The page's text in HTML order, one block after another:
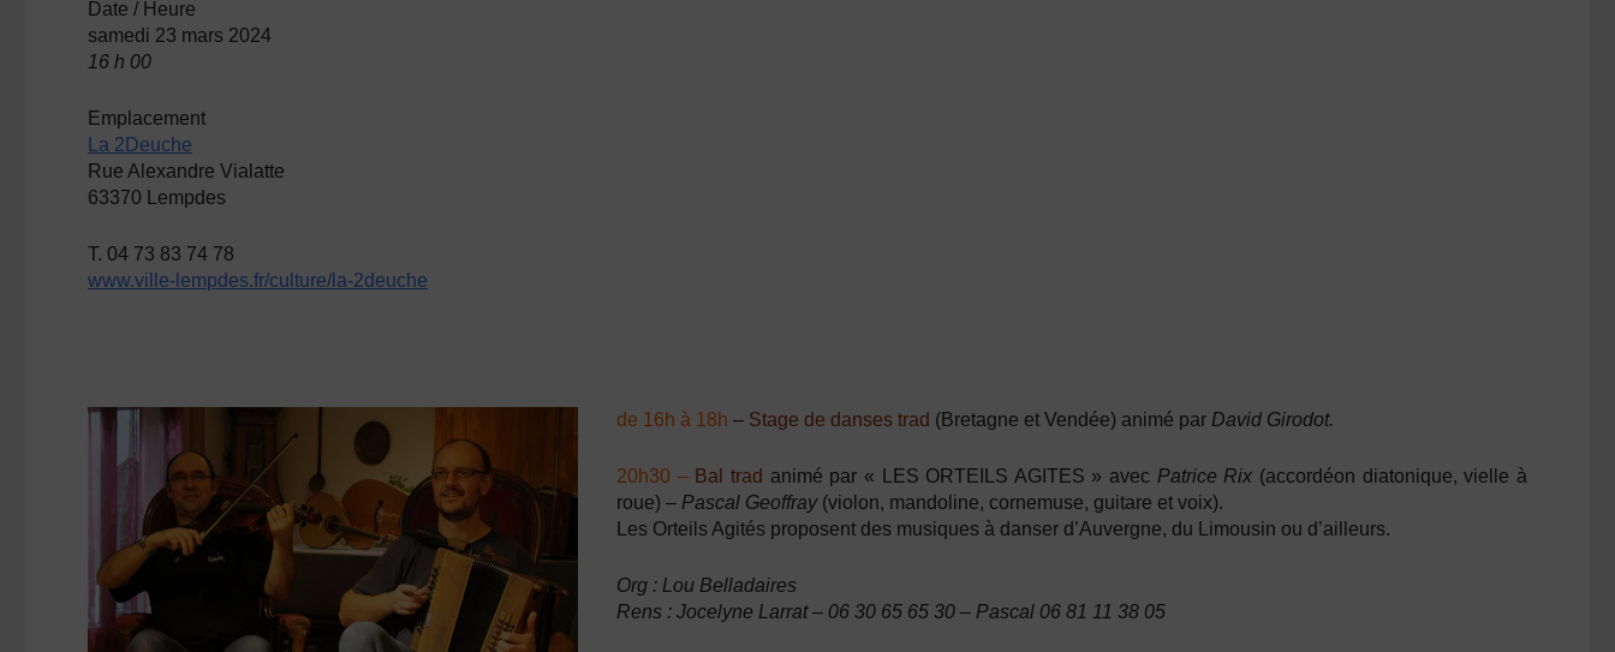
Date / Heure
samedi 23 mars 2024
16 h 00
Emplacement
La 2Deuche
Rue Alexandre Vialatte
63370 Lempdes
T. 04 73 83 74 78
www.ville-lempdes.fr/culture/la-2deuche
de 16h à 18h – Stage de danses trad (Bretagne et Vendée) animé par David Girodot.
20h30 – Bal trad animé par « LES ORTEILS AGITES » avec Patrice Rix (accordéon diatonique, vielle à
roue) – Pascal Geoffray(violon, mandoline, cornemuse, guitare et voix).
Les Orteils Agités proposent des musiques à danser d’Auvergne, du Limousin ou d’ailleurs.
Org : Lou Belladaires
Rens : Jocelyne Larrat – 06 30 65 65 30 – Pascal 06 81 11 38 05